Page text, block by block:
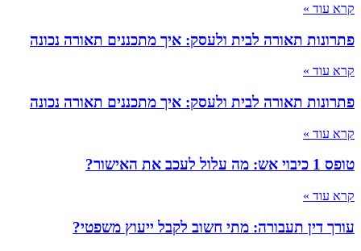
קרא עוד »
פתרונות תאורה לבית ולעסק: איך מתכננים תאורה נכונה
קרא עוד »
פתרונות תאורה לבית ולעסק: איך מתכננים תאורה נכונה
קרא עוד »
טופס 1 כיבוי אש: מה עלול לעכב את האישור?
קרא עוד »
עורך דין תעבורה: מתי חשוב לקבל ייעוץ משפטי?